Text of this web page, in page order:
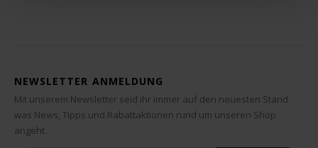
NEWSLETTER ANMELDUNG
Mit unserem Newsletter seid ihr immer auf den neuesten Stand
was News, Tipps und Rabattaktionen rund um unseren Shop
angeht.